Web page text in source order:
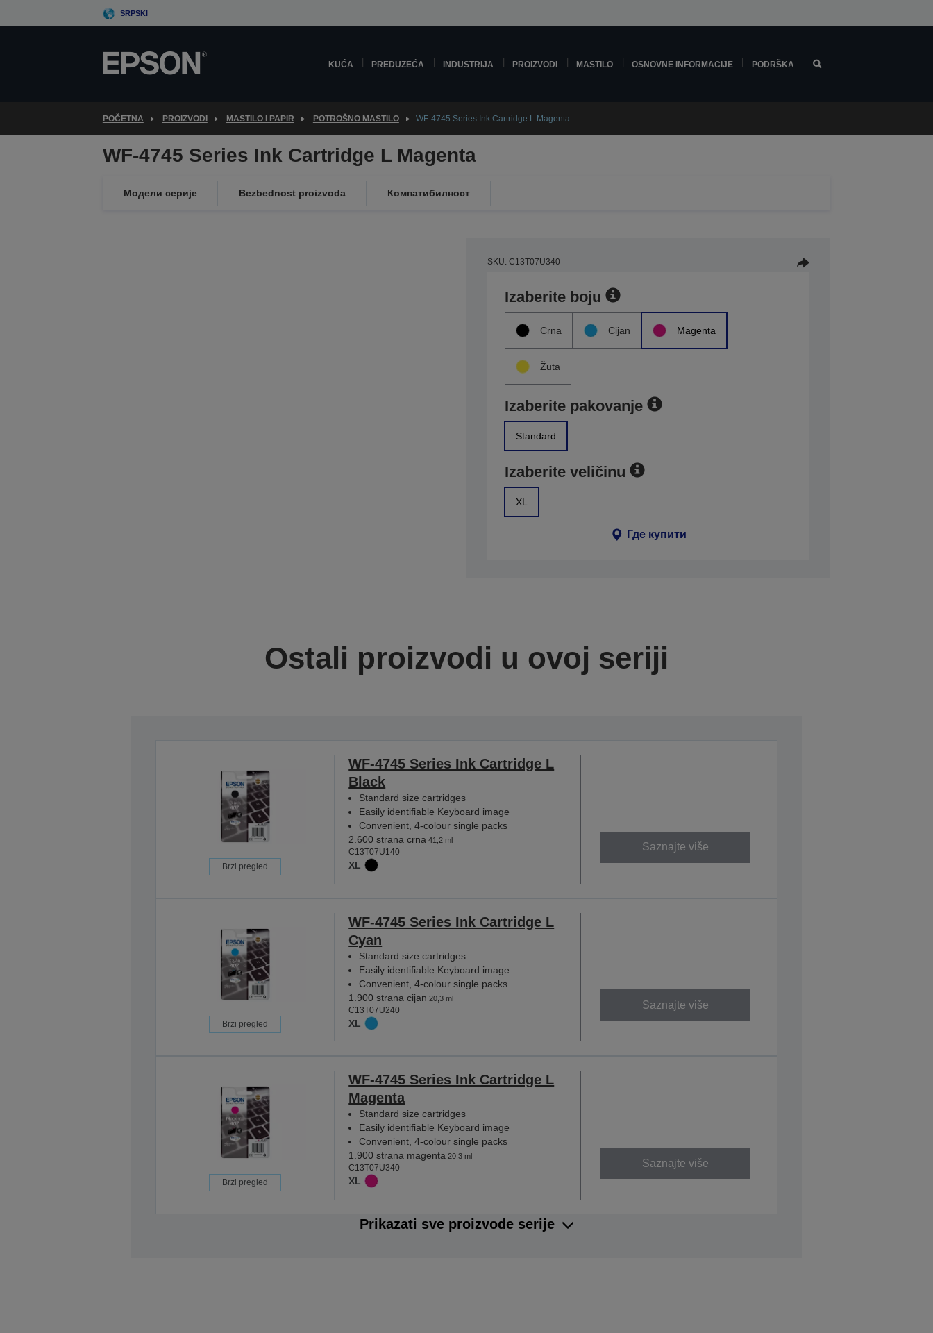
to
SRPSKI
KUĆA PREDUZEĆA INDUSTRIJA PROIZVODI MASTILO OSNOVNE INFORMACIJE PODRŠKA
POČETNA PROIZVODI MASTILO I PAPIR POTROŠNO MASTILO WF-4745 Series Ink Cartridge L Magenta
WF-4745 Series Ink Cartridge L Magenta
Модели серије Bezbednost proizvoda Компатибилност
SKU: C13T07U340
Izaberite boju
Crna Cijan Magenta
Žuta
Izaberite pakovanje
Standard
Izaberite veličinu
XL
Где купити
Ostali proizvodi u ovoj seriji
Brzi pregled
WF-4745 Series Ink Cartridge L
Black
Standard size cartridges
Easily identifiable Keyboard image
Convenient, 4-colour single packs
2.600 strana crna 41,2 ml
C13T07U140
XL
Saznajte više
Brzi pregled
WF-4745 Series Ink Cartridge L
Cyan
Standard size cartridges
Easily identifiable Keyboard image
Convenient, 4-colour single packs
1.900 strana cijan 20,3 ml
C13T07U240
XL
Saznajte više
Brzi pregled
WF-4745 Series Ink Cartridge L
Magenta
Standard size cartridges
Easily identifiable Keyboard image
Convenient, 4-colour single packs
1.900 strana magenta 20,3 ml
C13T07U340
XL
Saznajte više
Prikazati sve proizvode serije